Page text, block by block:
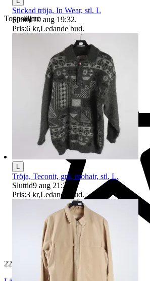
Toppsäljare
229 531 omdömen
Stickad tröja, In Wear, stl. L
Sluttid10 aug 19:32.
Pris:6 kr,Ledande bud.
Tröja, Teconit, grå, mohair, stl. L.
Sluttid9 aug 21:21
Pris:3 kr,Ledande bud.